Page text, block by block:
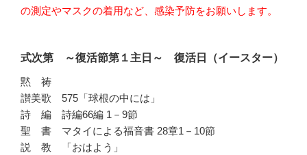
の測定やマスクの着用など、感染予防をお願いします。
式次第 ～復活節第１主日～ 復活日（イースター）
黙 祷
讃美歌 575「球根の中には」
詩 編 詩編66編 1－9節
聖 書 マタイによる福音書 28章1－10節
説 教 「おはよう」